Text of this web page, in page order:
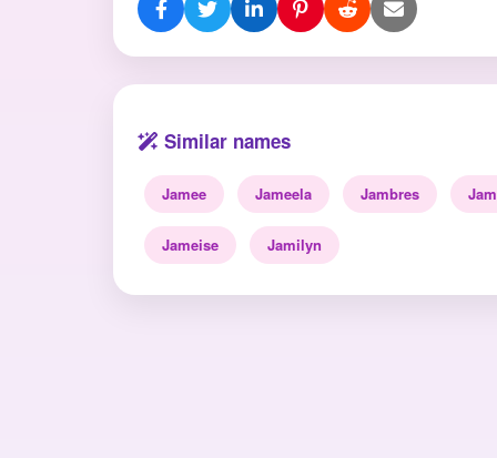
Similar names
Jamee Jameela Jambres
Jameise Jamilyn